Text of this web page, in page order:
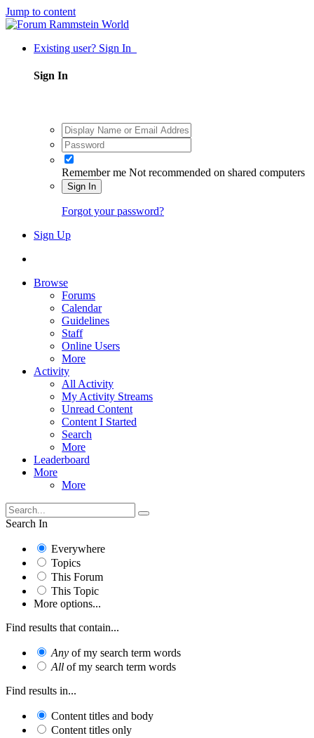
Jump to content
Existing user? Sign In
Sign In
Remember me Not recommended on shared computers
Sign In
Forgot your password?
Sign Up
Browse
Forums
Calendar
Guidelines
Staff
Online Users
More
Activity
All Activity
My Activity Streams
Unread Content
Content I Started
Search
More
Leaderboard
More
More
Search In
Everywhere
Topics
This Forum
This Topic
More options...
Find results that contain...
Any of my search term words
All of my search term words
Find results in...
Content titles and body
Content titles only